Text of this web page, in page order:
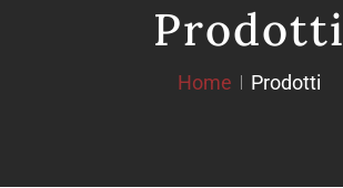
Prodotti
Home Prodotti